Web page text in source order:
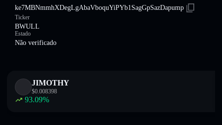
ke7MBNmmhXDegLgAbaVboquYiPYb1SagGpSazDapump
Ticker
BWULL
Estado
Não verificado
JIMOTHY
$0.008398
93.09%